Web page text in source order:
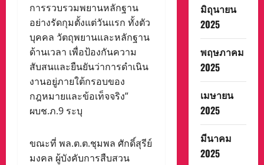
การรวบรวมพยานหลักฐาน
อย่างรัดกุมตั้งแต่วันแรก ทั้งตัว
บุคคล วัตถุพยานและหลักฐาน
ด้านเวลา เพื่อป้องกันความ
สับสนและยืนยันว่าการดำเนิน
งานอยู่ภายใต้กรอบของ
กฎหมายและข้อเท็จจริง”
ผบช.ภ.9 ระบุ
ขณะที่ พล.ต.ต.ชุมพล ศักดิ์สุรีย์
มงคล ผู้บังคับการสืบสวน
มิถุนายน
2025
พฤษภาคม
2025
เมษายน
2025
มีนาคม
2025